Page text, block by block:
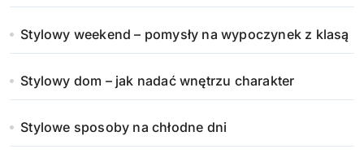
Stylowy weekend – pomysły na wypoczynek z klasą
Stylowy dom – jak nadać wnętrzu charakter
Stylowe sposoby na chłodne dni